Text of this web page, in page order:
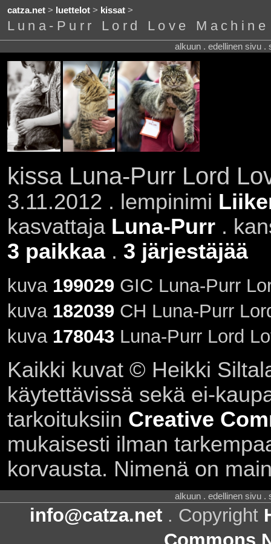
catza.net> luettelot> kissat>
Luna-Purr Lord Love Machine
alkuun . edellinen sivu .
kissa Luna-Purr Lord
3.11.2012 . lempinimi
kasvattaja Luna-Purr.
3 paikkaa. 3 järjestäjää
kuva 199029 GIC Luna-Purr
kuva 182039 CH Luna-Purr
kuva 178043Luna-Purr Lord
Kaikki kuvat © Heikki
käytettävissä sekä ei-
tarkoituksiin Creative
mukaisesti ilman
korvausta. Nimenä on
alkuun . edellinen sivu .
info@catza.net . Copyright